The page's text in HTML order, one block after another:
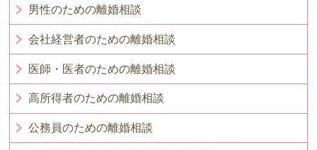
男性のための離婚相談
会社経営者のための離婚相談
医師・医者のための離婚相談
高所得者のための離婚相談
公務員のための離婚相談